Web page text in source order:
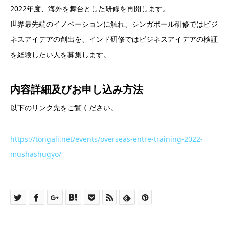
2022年度、海外を舞台とした研修を再開します。
世界最先端のイノベーションに触れ、シンガポール研修ではビジ
ネスアイデアの創出を、インド研修ではビジネスアイデアの検証
を経験したい人を募集します。
内容詳細及びお申し込み方法
以下のリンク先をご覧ください。
https://tongali.net/events/overseas-entre-training-2022-
mushashugyo/